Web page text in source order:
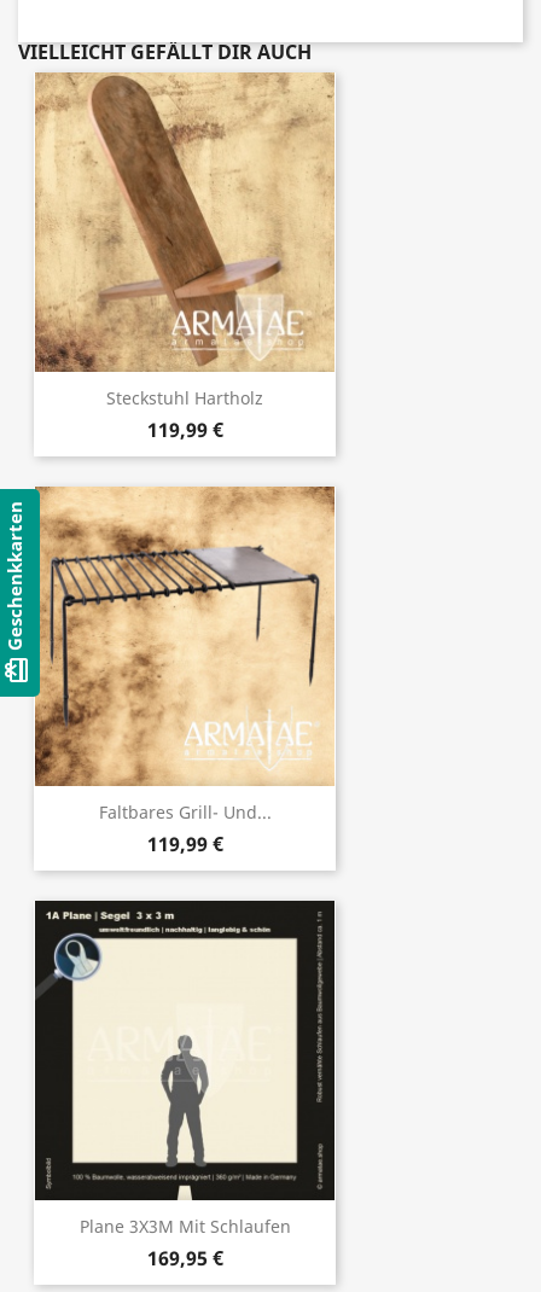
VIELLEICHT GEFÄLLT DIR AUCH
Steckstuhl Hartholz
119,99 €
Faltbares Grill- Und...
119,99 €
Plane 3X3M Mit Schlaufen
169,95 €
card_giftcard
Geschenkkarten